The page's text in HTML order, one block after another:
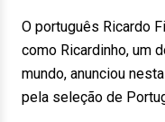
O português Ricardo
como Ricardinho, um
mundo, anunciou
pela seleção de